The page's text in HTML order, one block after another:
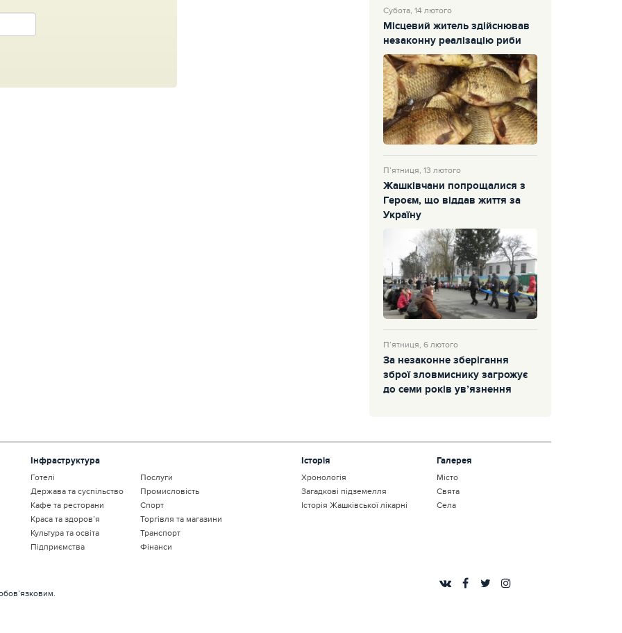
Субота, 14 лютого
Місцевий житель здійснював
незаконну реалізацію риби
П’ятниця, 13 лютого
Жашківчани попрощалися з
Героєм, що віддав життя за
Україну
П’ятниця, 6 лютого
За незаконне зберігання
зброї зловмиснику загрожує
до семи років ув’язнення
Інфраструктура
Готелі
Держава та суспільство
Кафе та ресторани
Краса та здоров’я
Культура та освіта
Підприємства
Послуги
Промисловість
Спорт
Торгівля та магазини
Транспорт
Фінанси
Історія
Хронологія
Загадкові підземелля
Історія Жашківської лікарні
Галерея
Місто
Свята
Села